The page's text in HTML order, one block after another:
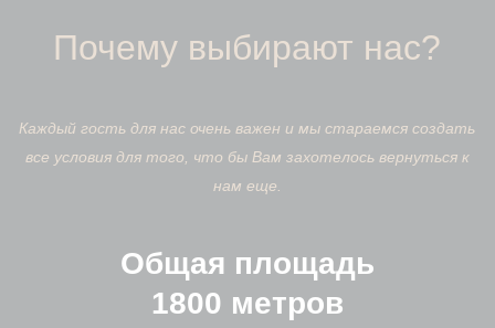
Почему выбирают нас?
Каждый гость для нас очень важен и мы стараемся создать
все условия для того, что бы Вам захотелось вернуться к
нам еще.
Общая площадь
1800 метров